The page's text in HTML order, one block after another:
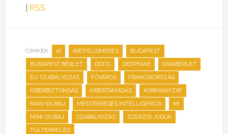
RSS
CÍMKÉK: AI , ARCFELISMERÉS , BUDAPEST ,
BUDAPEST BÉRLET , DDOS , DEEPFAKE , DIÁKBÉRLET ,
EU SZABÁLYOZÁS , FŐVÁROS , FRANCIAORSZÁG ,
KIBERBIZTONSÁG , KIBERTÁMADÁS , KORMÁNYZAT ,
MAXI-DUBAJ , MESTERSÉGES INTELLIGENCIA , MI ,
MINI-DUBAJ , SZABÁLYOZÁS , SZERZŐI JOGOK ,
TÚLTERHELÉS